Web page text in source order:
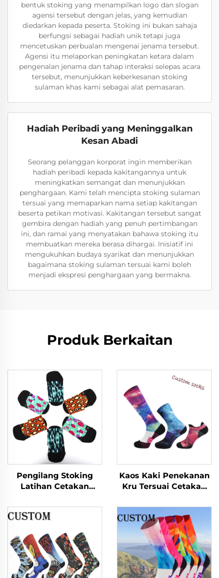
bentuk stoking yang menampilkan logo dan slogan
agensi tersebut dengan jelas, yang kemudian
diedarkan kepada peserta. Stoking ini bukan sahaja
berfungsi sebagai hadiah unik tetapi juga
mencetuskan perbualan mengenai jenama tersebut.
Agensi itu melaporkan peningkatan ketara dalam
pengenalan jenama dan tahap interaksi selepas acara
tersebut, menunjukkan keberkesanan stoking
sulaman khas kami sebagai alat pemasaran.
Hadiah Peribadi yang Meninggalkan
Kesan Abadi
Seorang pelanggan korporat ingin memberikan
hadiah peribadi kepada kakitangannya untuk
meningkatkan semangat dan menunjukkan
penghargaan. Kami telah mencipta stoking sulaman
tersuai yang memaparkan nama setiap kakitangan
beserta petikan motivasi. Kakitangan tersebut sangat
gembira dengan hadiah yang penuh pertimbangan
ini, dan ramai yang menyatakan bahawa stoking itu
membuatkan mereka berasa dihargai. Inisiatif ini
mengukuhkan budaya syarikat dan menunjukkan
bagaimana stoking sulaman tersuai kami boleh
menjadi ekspresi penghargaan yang bermakna.
Produk Berkaitan
Pengilang Stoking
Latihan Cetakan
Stoking Sukan Atletik
Kustom
Kaos Kaki Penekanan
Kru Tersuai Cetakan
Kenyal Tinggi